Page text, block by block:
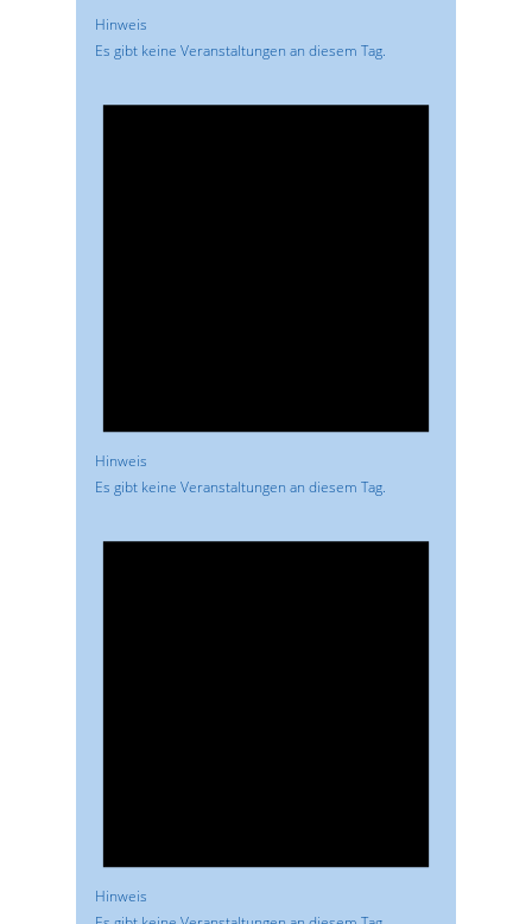
Hinweis
Es gibt keine Veranstaltungen an diesem Tag.
Hinweis
Es gibt keine Veranstaltungen an diesem Tag.
Hinweis